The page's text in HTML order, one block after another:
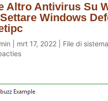
Altro Antivirus Su
Windows
mrt 17, 2022| File di